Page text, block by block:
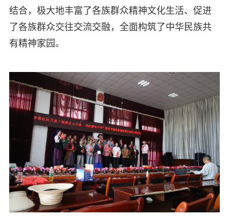
结合，极大地丰富了各族群众精神文化生活、促进
了各族群众交往交流交融，全面构筑了中华民族共
有精神家园。